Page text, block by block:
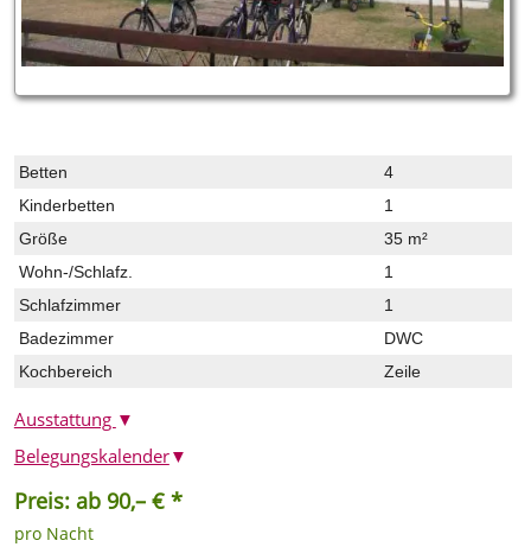
Betten
4
Kinderbetten
1
Größe
35 m²
Wohn-/Schlafz.
1
Schlafzimmer
1
Badezimmer
DWC
Kochbereich
Zeile
Ausstattung ▼
Preis: ab 90,– € *
pro Nacht
Belegungskalender▼